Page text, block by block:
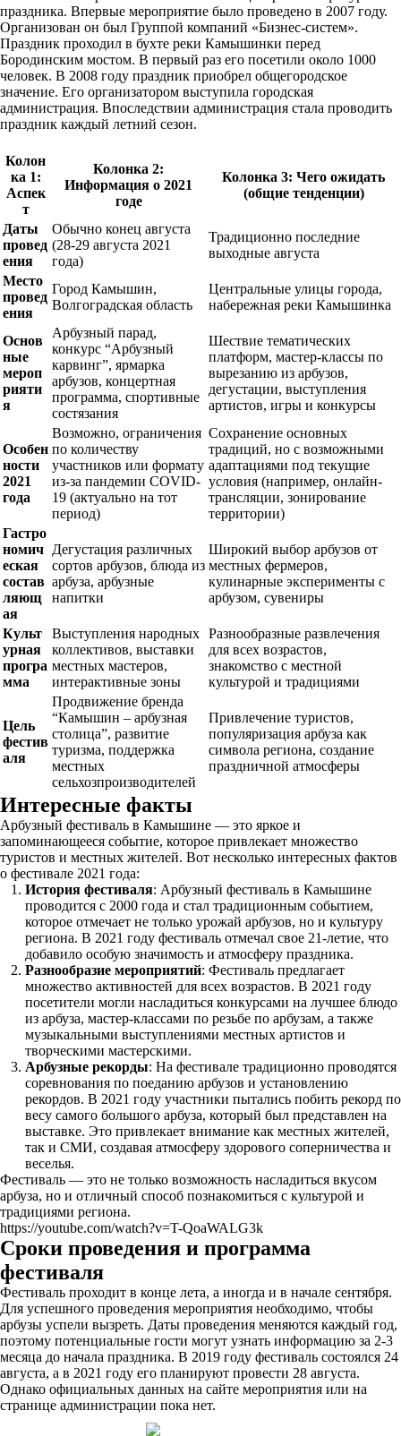
праздника. Впервые мероприятие было проведено в 2007 году.
Организован он был Группой компаний «Бизнес-систем».
Праздник проходил в бухте реки Камышинки перед
Бородинским мостом. В первый раз его посетили около 1000
человек. В 2008 году праздник приобрел общегородское
значение. Его организатором выступила городская
администрация. Впоследствии администрация стала проводить
праздник каждый летний сезон.
Колон
ка 1:
Аспек
т
Колонка 2:
Информация о 2021
годе
Колонка 3: Чего ожидать
(общие тенденции)
Даты
провед
ения
Обычно конец августа
(28-29 августа 2021
года)
Традиционно последние
выходные августа
Место
провед
ения
Город Камышин,
Волгоградская область
Центральные улицы города,
набережная реки Камышинка
Основ
ные
мероп
рияти
я
Арбузный парад,
конкурс “Арбузный
карвинг”, ярмарка
арбузов, концертная
программа, спортивные
состязания
Шествие тематических
платформ, мастер-классы по
вырезанию из арбузов,
дегустации, выступления
артистов, игры и конкурсы
Особен
ности
2021
года
Возможно, ограничения
по количеству
участников или формату
из-за пандемии COVID-
19 (актуально на тот
период)
Сохранение основных
традиций, но с возможными
адаптациями под текущие
условия (например, онлайн-
трансляции, зонирование
территории)
Гастро
номич
еская
состав
ляющ
ая
Дегустация различных
сортов арбузов, блюда из
арбуза, арбузные
напитки
Широкий выбор арбузов от
местных фермеров,
кулинарные эксперименты с
арбузом, сувениры
Культ
урная
програ
мма
Выступления народных
коллективов, выставки
местных мастеров,
интерактивные зоны
Разнообразные развлечения
для всех возрастов,
знакомство с местной
культурой и традициями
Цель
фестив
аля
Продвижение бренда
“Камышин – арбузная
столица”, развитие
туризма, поддержка
местных
сельхозпроизводителей
Привлечение туристов,
популяризация арбуза как
символа региона, создание
праздничной атмосферы
Интересные факты
Арбузный фестиваль в Камышине — это яркое и
запоминающееся событие, которое привлекает множество
туристов и местных жителей. Вот несколько интересных фактов
о фестивале 2021 года:
История фестиваля: Арбузный фестиваль в Камышине
проводится с 2000 года и стал традиционным событием,
которое отмечает не только урожай арбузов, но и культуру
региона. В 2021 году фестиваль отмечал свое 21-летие, что
добавило особую значимость и атмосферу праздника.
Разнообразие мероприятий: Фестиваль предлагает
множество активностей для всех возрастов. В 2021 году
посетители могли насладиться конкурсами на лучшее блюдо
из арбуза, мастер-классами по резьбе по арбузам, а также
музыкальными выступлениями местных артистов и
творческими мастерскими.
Арбузные рекорды: На фестивале традиционно проводятся
соревнования по поеданию арбузов и установлению
рекордов. В 2021 году участники пытались побить рекорд по
весу самого большого арбуза, который был представлен на
выставке. Это привлекает внимание как местных жителей,
так и СМИ, создавая атмосферу здорового соперничества и
веселья.
Фестиваль — это не только возможность насладиться вкусом
арбуза, но и отличный способ познакомиться с культурой и
традициями региона.
https://youtube.com/watch?v=T-QoaWALG3k
Сроки проведения и программа
фестиваля
Фестиваль проходит в конце лета, а иногда и в начале сентября.
Для успешного проведения мероприятия необходимо, чтобы
арбузы успели вызреть. Даты проведения меняются каждый год,
поэтому потенциальные гости могут узнать информацию за 2-3
месяца до начала праздника. В 2019 году фестиваль состоялся 24
августа, а в 2021 году его планируют провести 28 августа.
Однако официальных данных на сайте мероприятия или на
странице администрации пока нет.